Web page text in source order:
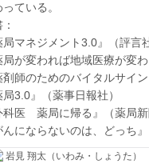
ている。
局マネジメント3.0』（評言
局が変われば地域医療が変
剤師のためのバイタルサイ
局3.0』（薬事日報社）
科医 薬局に帰る』（薬局
んにならないのは、どっち